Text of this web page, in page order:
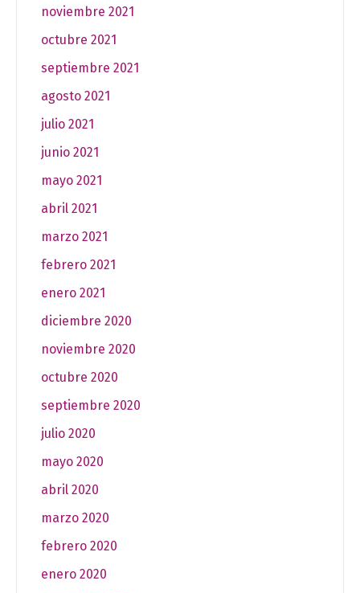
noviembre 2021
octubre 2021
septiembre 2021
agosto 2021
julio 2021
junio 2021
mayo 2021
abril 2021
marzo 2021
febrero 2021
enero 2021
diciembre 2020
noviembre 2020
octubre 2020
septiembre 2020
julio 2020
mayo 2020
abril 2020
marzo 2020
febrero 2020
enero 2020